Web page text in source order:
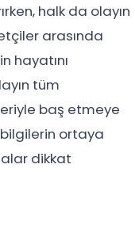
halk da olayın
arasında
hayatını
tüm
baş etmeye
bilgilerin ortaya
dikkat